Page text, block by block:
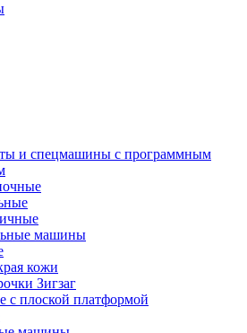
и спецмашины с программным
машины
кожи
Зигзаг
с плоской платформой